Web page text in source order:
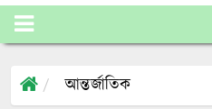
আন্তর্জাতিক